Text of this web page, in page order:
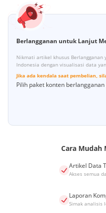
Berlangganan untuk Lanjut
Nikmati artikel khusus Berlangganan
Indonesia dengan visualisasi data
Jika ada kendala saat pembelian,
Pilih paket konten
Cara Mudah
Artikel Data
Akses semua
Laporan
Simak analisis